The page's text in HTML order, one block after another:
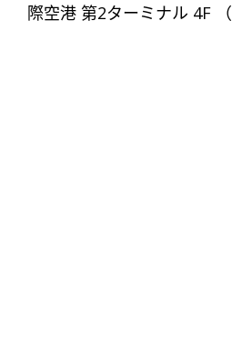
際空港 第2ターミナル 4F （